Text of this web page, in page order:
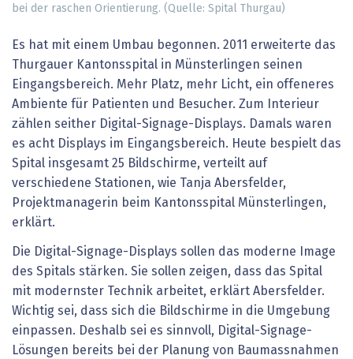
bei der raschen Orientierung. (Quelle: Spital Thurgau)
Es hat mit einem Umbau begonnen. 2011 erweiterte das
Thurgauer Kantonsspital in Münsterlingen seinen
Eingangsbereich. Mehr Platz, mehr Licht, ein offeneres
Ambiente für Patienten und Besucher. Zum Interieur
zählen seither Digital-Signage-Displays. Damals waren
es acht Displays im Eingangsbereich. Heute bespielt das
Spital insgesamt 25 Bildschirme, verteilt auf
verschiedene Stationen, wie Tanja Abersfelder,
Projektmanagerin beim Kantonsspital Münsterlingen,
erklärt.
Die Digital-Signage-Displays sollen das moderne Image
des Spitals stärken. Sie sollen zeigen, dass das Spital
mit modernster Technik arbeitet, erklärt Abersfelder.
Wichtig sei, dass sich die Bildschirme in die Umgebung
einpassen. Deshalb sei es sinnvoll, Digital-­Signage-
Lösungen bereits bei der Planung von Baumassnahmen